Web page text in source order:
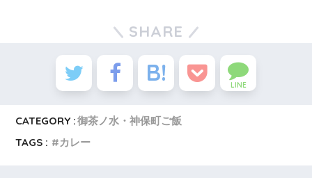
SHARE
LINE
CATEGORY :御茶ノ水・神保町ご飯
TAGS :
カレー